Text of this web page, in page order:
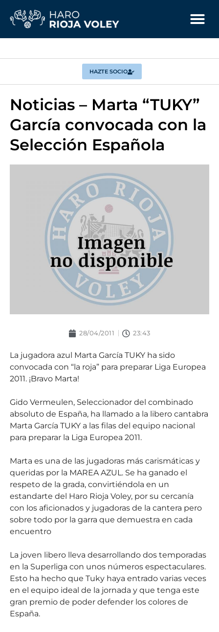
HAZTE SOCIO
Noticias – Marta “TUKY”
García convocada con la
Selección Española
28/04/2011 23:43
La jugadora azul Marta García TUKY ha sido
convocada con “la roja” para preparar Liga Europea
2011. ¡Bravo Marta!
Gido Vermeulen, Seleccionador del combinado
absoluto de España, ha llamado a la libero cantabra
Marta García TUKY a las filas del equipo nacional
para preparar la Liga Europea 2011.
Marta es una de las jugadoras más carismáticas y
queridas por la MAREA AZUL. Se ha ganado el
respeto de la grada, convirtiéndola en un
estandarte del Haro Rioja Voley, por su cercanía
con los aficionados y jugadoras de la cantera pero
sobre todo por la garra que demuestra en cada
encuentro
La joven libero lleva desarrollando dos temporadas
en la Superliga con unos números espectaculares.
Esto ha hecho que Tuky haya entrado varias veces
en el equipo ideal de la jornada y que tenga este
gran premio de poder defender los colores de
España.